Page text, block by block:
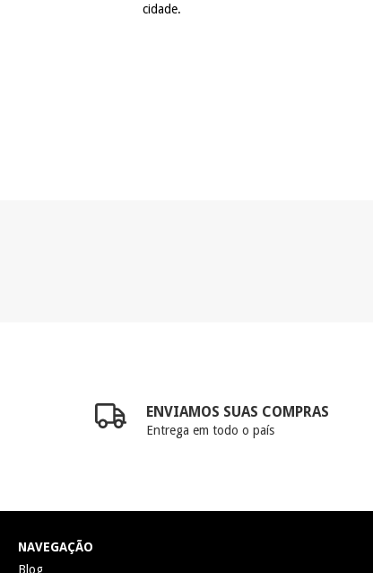
cidade.
ENVIAMOS SUAS COMPRAS
Entrega em todo o país
NAVEGAÇÃO
Blog